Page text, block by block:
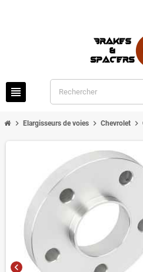
view_headline
chevron_right Elargisseurs de voies chevron_right Chevrolet chevron_right
chevron_left